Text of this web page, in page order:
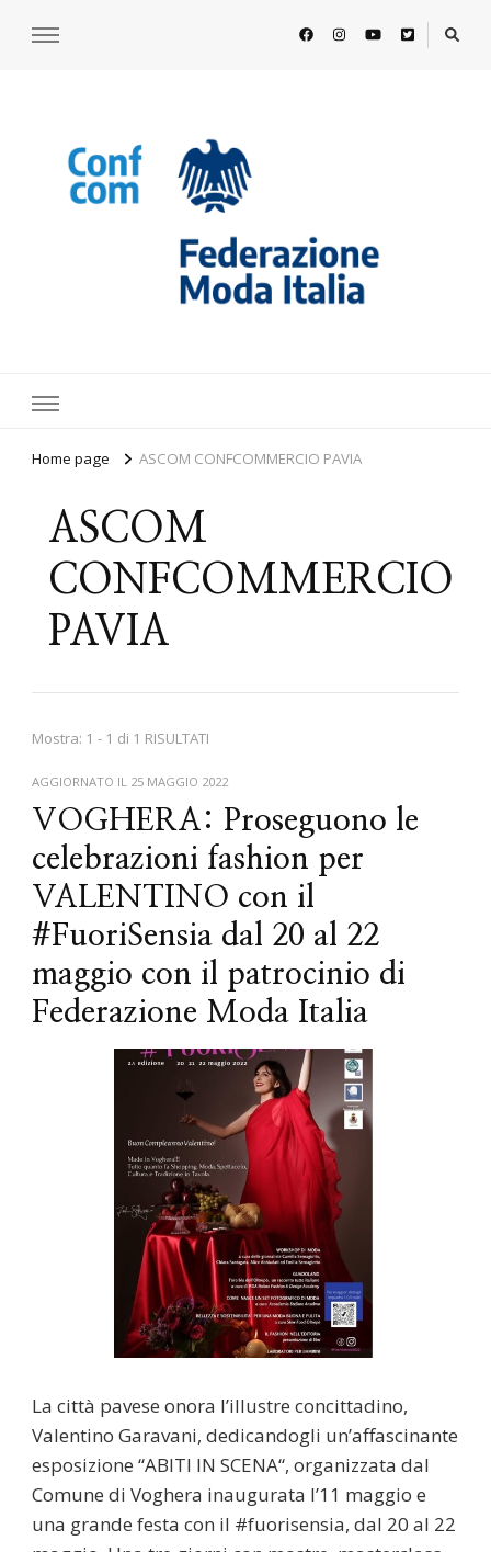
Home page ASCOM CONFCOMMERCIO PAVIA
ASCOM
CONFCOMMERCIO
PAVIA
Mostra: 1 - 1 di 1 RISULTATI
AGGIORNATO IL 25 MAGGIO 2022
VOGHERA: Proseguono le
celebrazioni fashion per
VALENTINO con il
#FuoriSensia dal 20 al 22
maggio con il patrocinio di
Federazione Moda Italia
La città pavese onora l’illustre concittadino,
Valentino Garavani, dedicandogli un’affascinante
esposizione “ABITI IN SCENA“, organizzata dal
Comune di Voghera inaugurata l’11 maggio e
una grande festa con il #fuorisensia, dal 20 al 22